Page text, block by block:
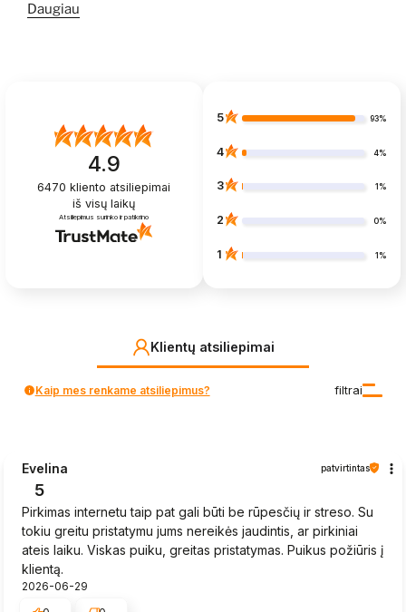
Daugiau
4.9
6470 kliento atsiliepimai
iš visų laikų
Atsiliepimus surinko ir patikrino
5 93%
4 4%
3 1%
2 0%
1 1%
Klientų atsiliepimai
filtrai
Kaip mes renkame atsiliepimus?
Evelina patvirtintas
5
Pirkimas internetu taip pat gali būti be rūpesčių ir streso. Su
tokiu greitu pristatymu jums nereikės jaudintis, ar pirkiniai
ateis laiku. Viskas puiku, greitas pristatymas. Puikus požiūris į
klientą.
2026-06-29